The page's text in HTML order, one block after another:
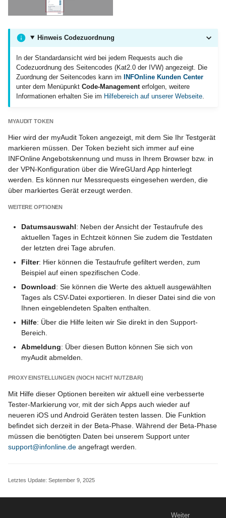
Hinweis Codezuordnung
In der Standardansicht wird bei jedem Requests auch die
Codezuordnung des Seitencodes (Kat2.0 der IVW) angezeigt. Die
Zuordnung der Seitencodes kann im
INFOnline Kunden Center
unter dem Menüpunkt Code-Managementerfolgen, weitere
Informationen erhalten Sie im Hilfebereich auf unserer Webseite.
MYAUDIT TOKEN
Hier wird der myAudit Token angezeigt, mit dem Sie Ihr Testgerät
markieren müssen. Der Token bezieht sich immer auf eine
INFOnline Angebotskennung und muss in Ihrem Browser bzw. in
der VPN-Konfiguration über die WireGUard App hinterlegt
werden. Es können nur Messrequests eingesehen werden, die
über markiertes Gerät erzeugt werden.
WEITERE OPTIONEN
Datumsauswahl: Neben der Ansicht der Testaufrufe des
aktuellen Tages in Echtzeit können Sie zudem die Testdaten
der letzten drei Tage abrufen.
Filter: Hier können die Testaufrufe gefiltert werden, zum
Beispiel auf einen spezifischen Code.
Download: Sie können die Werte des aktuell ausgewählten
Tages als CSV-Datei exportieren. In dieser Datei sind die von
Ihnen eingeblendeten Spalten enthalten.
Hilfe: Über die Hilfe leiten wir Sie direkt in den Support-
Bereich.
Abmeldung: Über diesen Button können Sie sich von
myAudit abmelden.
PROXY EINSTELLUNGEN (NOCH NICHT NUTZBAR)
Mit Hilfe dieser Optionen bereiten wir aktuell eine verbesserte
Tester-Markierung vor, mit der sich Apps auch wieder auf
neueren iOS und Android Geräten testen lassen. Die Funktion
befindet sich derzeit in der Beta-Phase. Während der Beta-Phase
müssen die benötigten Daten bei unserem Support unter
support@infonline.de angefragt werden.
Letztes Update: September 9, 2025
Weiter